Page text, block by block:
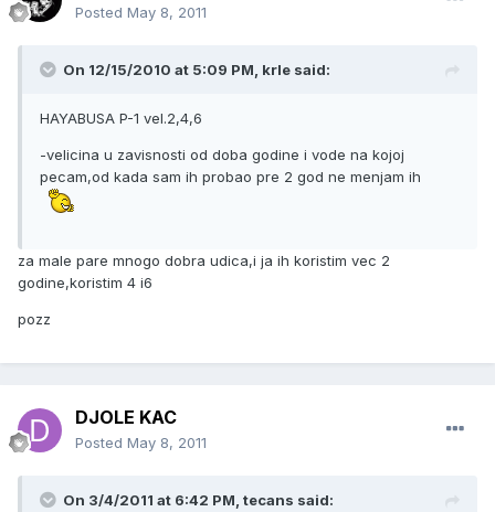
Posted May 8, 2011
On 12/15/2010 at 5:09 PM, krle said:
HAYABUSA P-1 vel.2,4,6
-velicina u zavisnosti od doba godine i vode na kojoj
pecam,od kada sam ih probao pre 2 god ne menjam ih
za male pare mnogo dobra udica,i ja ih koristim vec 2
godine,koristim 4 i6
pozz
DJOLE KAC
Posted May 8, 2011
On 3/4/2011 at 6:42 PM, tecans said: